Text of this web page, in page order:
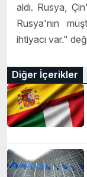
aldı. Rusya,
Rusya'nın
ihtiyacı var."
Diğer İçerikler